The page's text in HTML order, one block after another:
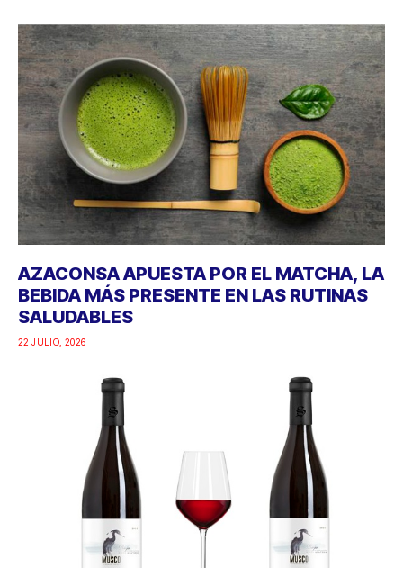
AZACONSA APUESTA POR EL MATCHA, LA
BEBIDA MÁS PRESENTE EN LAS RUTINAS
SALUDABLES
22 JULIO, 2026